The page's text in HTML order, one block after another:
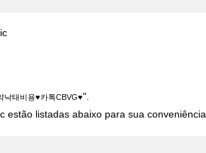
(página
낙­태비용♥카톡CBVG♥".
listadas abaixo para sua conveniência.